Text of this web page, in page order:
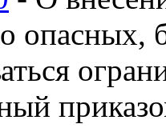
опасных,